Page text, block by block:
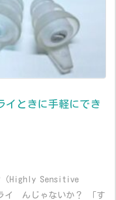
イときに手軽にでき
（Highly Sensitive
イ んじゃないか？ 「す